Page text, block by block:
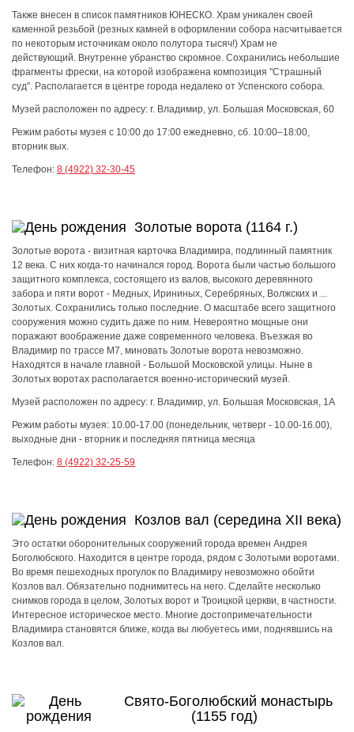
Также внесен в список памятников ЮНЕСКО. Храм уникален своей
каменной резьбой (резных камней в оформлении собора насчитывается
по некоторым источникам около полутора тысяч!) Храм не
действующий. Внутренне убранство скромное. Сохранились небольшие
фрагменты фрески, на которой изображена композиция "Страшный
суд". Располагается в центре города недалеко от Успенского собора.
Музей расположен по адресу: г. Владимир, ул. Большая Московская, 60
Режим работы музея с 10:00 до 17:00 ежедневно, сб. 10:00–18:00,
вторник вых.
Телефон: 8 (4922) 32-30-45
Золотые ворота (1164 г.)
Золотые ворота - визитная карточка Владимира, подлинный памятник
12 века. С них когда-то начинался город. Ворота были частью большого
защитного комплекса, состоящего из валов, высокого деревянного
забора и пяти ворот - Медных, Ирининых, Серебряных, Волжских и ...
Золотых. Сохранились только последние. О масштабе всего защитного
сооружения можно судить даже по ним. Невероятно мощные они
поражают воображение даже современного человека. Въезжая во
Владимир по трассе М7, миновать Золотые ворота невозможно.
Находятся в начале главной - Большой Московской улицы. Ныне в
Золотых воротах располагается военно-исторический музей.
Музей расположен по адресу: г. Владимир, ул. Большая Московская, 1А
Режим работы музея: 10.00-17.00 (понедельник, четверг - 10.00-16.00),
выходные дни - вторник и последняя пятница месяца
Телефон: 8 (4922) 32-25-59
Козлов вал (середина XII века)
Это остатки оборонительных сооружений города времен Андрея
Боголюбского. Находится в центре города, рядом с Золотыми воротами.
Во время пешеходных прогулок по Владимиру невозможно обойти
Козлов вал. Обязательно поднимитесь на него. Сделайте несколько
снимков города в целом, Золотых ворот и Троицкой церкви, в частности.
Интересное историческое место. Многие достопримечательности
Владимира становятся ближе, когда вы любуетесь ими, поднявшись на
Козлов вал.
Свято-Боголюбский монастырь
(1155 год)